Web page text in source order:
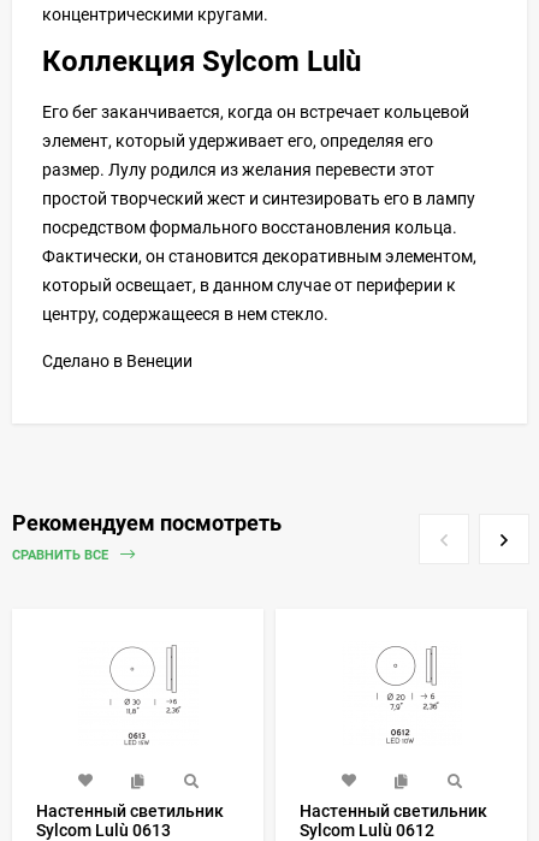
концентрическими кругами.
Коллекция Sylcom Lulù
Его бег заканчивается, когда он встречает кольцевой
элемент, который удерживает его, определяя его
размер. Лулу родился из желания перевести этот
простой творческий жест и синтезировать его в лампу
посредством формального восстановления кольца.
Фактически, он становится декоративным элементом,
который освещает, в данном случае от периферии к
центру, содержащееся в нем стекло.
Сделано в Венеции
Рекомендуем посмотреть
СРАВНИТЬ ВСЕ
Настенный светильник
Sylcom Lulù 0613
Настенный светильник
Sylcom Lulù 0612